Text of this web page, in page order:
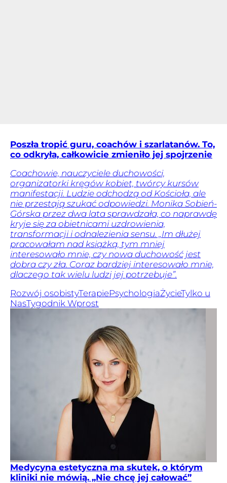
Poszła tropić guru, coachów i szarlatanów. To,
co odkryła, całkowicie zmieniło jej spojrzenie
Coachowie, nauczyciele duchowości,
organizatorki kręgów kobiet, twórcy kursów
manifestacji. Ludzie odchodzą od Kościoła, ale
nie przestają szukać odpowiedzi. Monika Sobień-
Górska przez dwa lata sprawdzała, co naprawdę
kryje się za obietnicami uzdrowienia,
transformacji i odnalezienia sensu. „Im dłużej
pracowałam nad książką, tym mniej
interesowało mnie, czy nowa duchowość jest
dobra czy zła. Coraz bardziej interesowało mnie,
dlaczego tak wielu ludzi jej potrzebuje”.
Rozwój osobistyTerapiePsychologiaŻycieTylko u
NasTygodnik Wprost
Medycyna estetyczna ma skutek, o którym
kliniki nie mówią. „Nie chcę jej całować”